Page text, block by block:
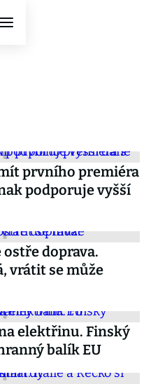
prvního premiéra
podporuje vyšší
doprava.
vrátit se může
elektřinu. Finský
balík EU